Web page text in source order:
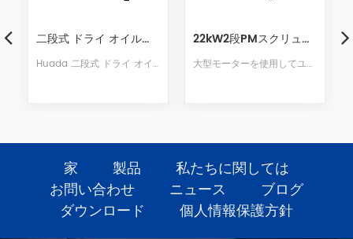
22kW2段PMスクリューエアコンプレッサー
大型モーターを使用してユニット速度を下げる22kw2ステージPMVSDスクリューコンプレッサー.2000RPMの全負荷速度はより静かな保証です.新しいエアダクト構造は、空気全体が圧力差を生じさせるように設計されており、構造がより美しくなっています. 45kwの2段スクリュー空気圧縮機は、Huadaの30年近くにわたるスクリュー圧縮機の研究開発と生産技術を取り入れ、世界最高レベルの排気量を中心に、世界市場の需要を上回っています.最高の性能と最高品質の空気圧縮機です.
家 製品
私たちに関しては
お問い合わせ
ニュース
ブログ
ダウンロード
個人情報保護方針